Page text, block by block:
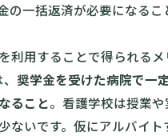
の一括返済が必要になるこ
利用することで得られる
奨学金を受けた病院で一
ること。看護学校は授業
ないです。仮にアルバイ